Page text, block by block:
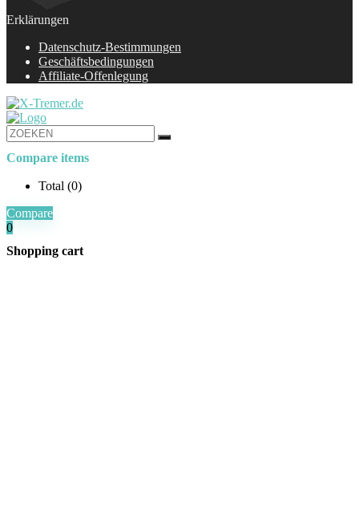
Erklärungen
Datenschutz-Bestimmungen
Geschäftsbedingungen
Affiliate-Offenlegung
Compare items
Total (0)
Compare
0
Shopping cart